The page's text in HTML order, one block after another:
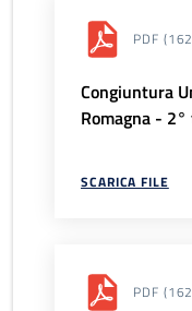
PDF
Congiuntura
Romagna -
SCARICA FILE
PDF